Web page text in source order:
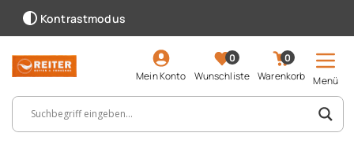
Kontrastmodus
Mein Konto
0
Wunschliste
0
Warenkorb
Menü
Suchbegriff, Artikelnummer ...